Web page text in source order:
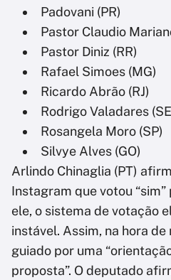
Padovani (PR)
Pastor Claudio
Pastor Diniz (RR)
Rafael Simoes (MG)
Ricardo Abrão (RJ)
Rodrigo Valadares
Rosangela Moro (SP)
Silvye Alves (GO)
Arlindo Chinaglia (PT)
Instagram que votou
ele, o sistema de votação
instável. Assim, na hora
guiado por uma
proposta”. O deputado